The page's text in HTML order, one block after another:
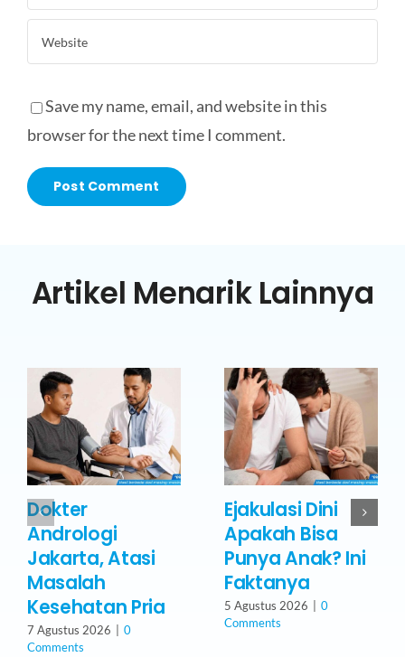
Save my name, email, and website in this
browser for the next time I comment.
Artikel Menarik Lainnya
Dokter
Andrologi
Jakarta, Atasi
Masalah
Kesehatan Pria
7 Agustus 2026
0
Comments
Ejakulasi Dini
Apakah Bisa
Punya Anak? Ini
Faktanya
5 Agustus 2026
0
Comments